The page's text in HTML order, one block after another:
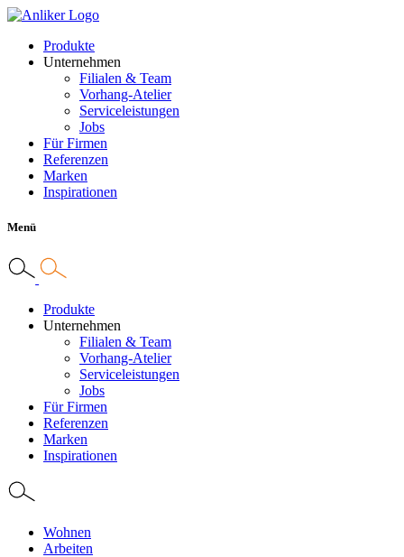
Produkte
Unternehmen
Filialen & Team
Vorhang-Atelier
Serviceleistungen
Jobs
Für Firmen
Referenzen
Marken
Inspirationen
Menü
Produkte
Unternehmen
Filialen & Team
Vorhang-Atelier
Serviceleistungen
Jobs
Für Firmen
Referenzen
Marken
Inspirationen
Wohnen
Arbeiten